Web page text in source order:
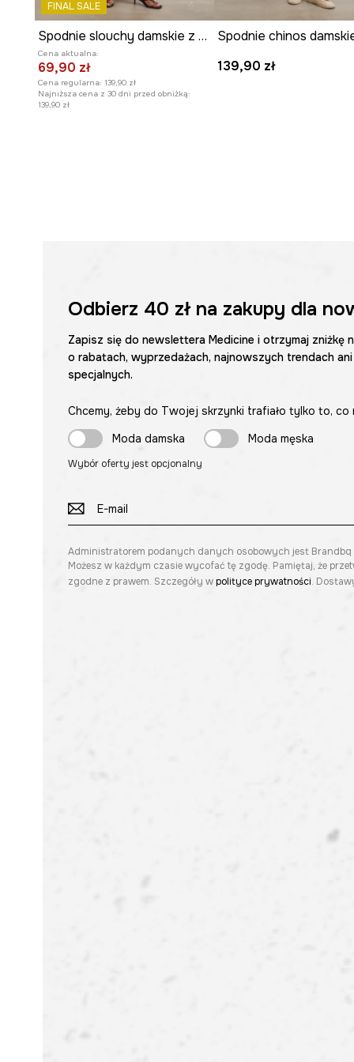
FINAL SALE
Spodnie slouchy damskie z wiskozą regular waist gładkie
Cena aktualna:
69,90 zł
Cena regularna: 139,90 zł
Najniższa cena z 30 dni przed obniżką:
139,90 zł
139,90 zł
Odbierz 40 złna zakupy dla
Zapisz się do newslettera Medicine i otrzymaj zniżkę
o rabatach, wyprzedażach, najnowszych trendach
specjalnych.
Chcemy, żeby do Twojej skrzynki trafiało tylko to,
Moda damska
Moda męska
Wybór oferty jest opcjonalny
Administratorem podanych danych osobowych jest Brandbq
Możesz w każdym czasie wycofać tę zgodę. Pamiętaj, że
zgodne z prawem. Szczegóły wpolityce prywatności.